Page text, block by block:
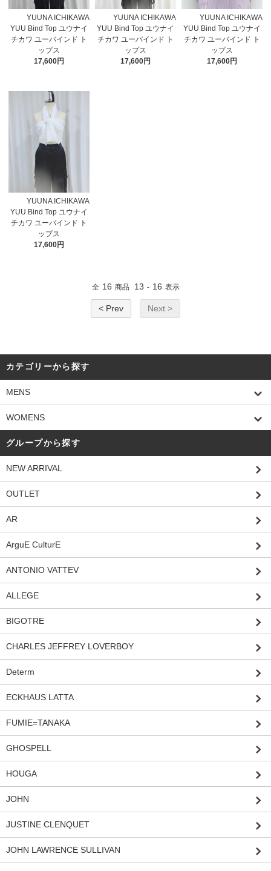
YUUNA ICHIKAWA
YUU Bind Top ユウナイ
チカワ ユーバインド ト
ップス
17,600円
YUUNA ICHIKAWA
YUU Bind Top ユウナイ
チカワ ユーバインド ト
ップス
17,600円
YUUNA ICHIKAWA
YUU Bind Top ユウナイ
チカワ ユーバインド ト
ップス
17,600円
YUUNA ICHIKAWA
YUU Bind Top ユウナイ
チカワ ユーバインド ト
ップス
17,600円
全 16 商品 13 - 16 表示
< Prev Next >
カテゴリーから探す
MENS
WOMENS
グループから探す
NEW ARRIVAL
OUTLET
AR
ArguE CulturE
ANTONIO VATTEV
ALLEGE
BIGOTRE
CHARLES JEFFREY LOVERBOY
Determ
ECKHAUS LATTA
FUMIE=TANAKA
GHOSPELL
HOUGA
JOHN
JUSTINE CLENQUET
JOHN LAWRENCE SULLIVAN